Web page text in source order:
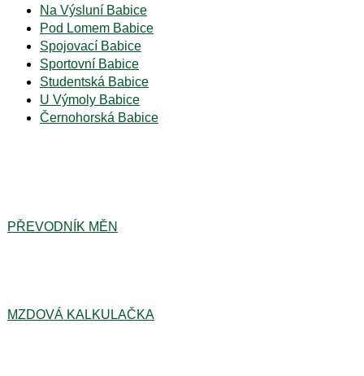
Na Výsluní Babice
Pod Lomem Babice
Spojovací Babice
Sportovní Babice
Studentská Babice
U Výmoly Babice
Černohorská Babice
PŘEVODNÍK MĚN
MZDOVÁ KALKULAČKA